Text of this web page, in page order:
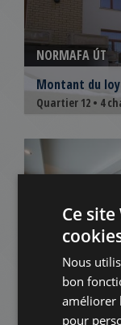
NORMAFA ÚT
Montant du
Quartier 12 • 4
ISTENHEGY,
Ce
Nous
bon
améliorer
pour